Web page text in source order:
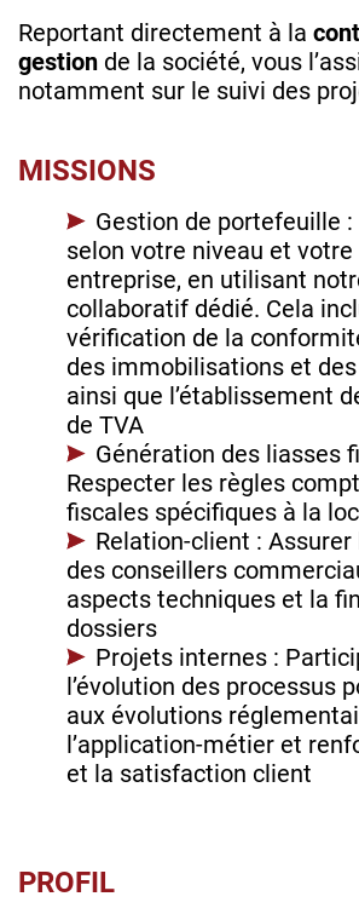
Reportant directement à la
gestion de la société, vous
notamment sur le suivi des
MISSIONS
Gestion de portefeuille
selon votre niveau et votre
entreprise, en utilisant
collaboratif dédié. Cela
vérification de la
des immobilisations et
ainsi que l’établissement
de TVA
Génération des liasses
Respecter les règles
fiscales spécifiques à la
Relation-client :
des conseillers
aspects techniques et la
dossiers
Projets internes :
l’évolution des processus
aux évolutions
l’application-métier et
et la satisfaction client
PROFIL